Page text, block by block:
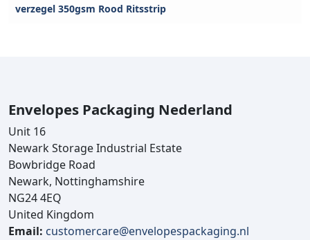
verzegel 350gsm Rood Ritsstrip
Envelopes Packaging Nederland
Unit 16
Newark Storage Industrial Estate
Bowbridge Road
Newark, Nottinghamshire
NG24 4EQ
United Kingdom
Email: customercare@envelopespackaging.nl